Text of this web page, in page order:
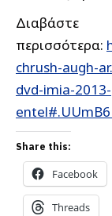
Διαβάστε
περισσότερα:
chrush-augh-
dvd-imia-2013-
Share this:
Facebook
Threads